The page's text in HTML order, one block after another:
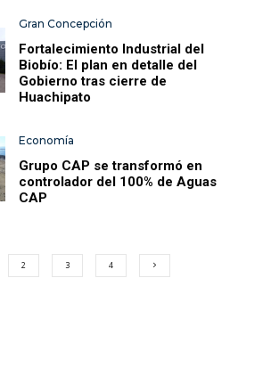
Gran Concepción
Fortalecimiento Industrial del
Biobío: El plan en detalle del
Gobierno tras cierre de
Huachipato
Economía
Grupo CAP se transformó en
controlador del 100% de Aguas
CAP
2 3 4